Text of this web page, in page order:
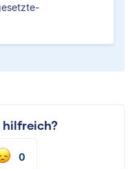
hilfreich?
0